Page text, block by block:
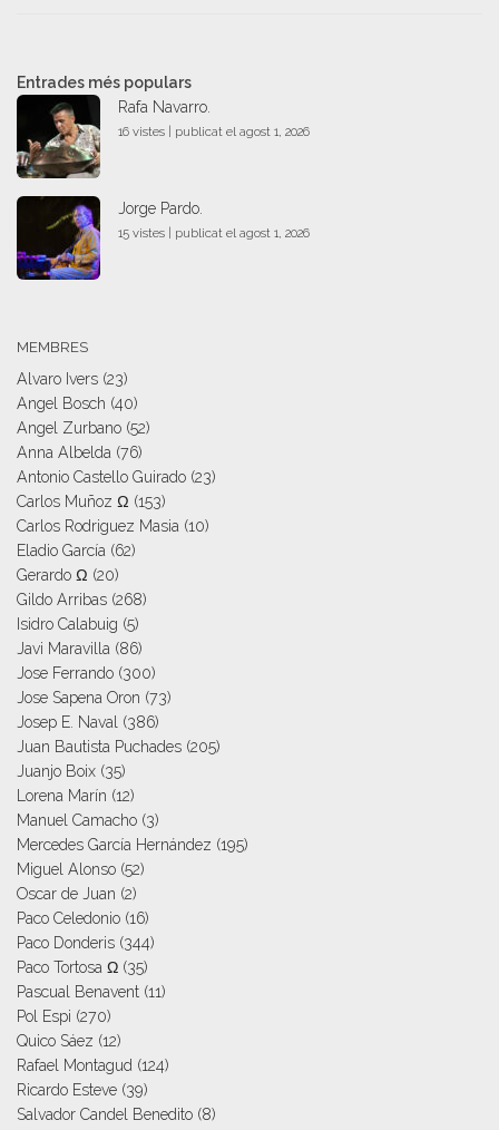
Entrades més populars
Rafa Navarro.
16 vistes publicat el agost 1, 2026
Jorge Pardo.
15 vistes publicat el agost 1, 2026
MEMBRES
Alvaro Ivers (23)
Angel Bosch (40)
Angel Zurbano (52)
Anna Albelda (76)
Antonio Castello Guirado (23)
Carlos Muñoz Ω (153)
Carlos Rodriguez Masia (10)
Eladio García (62)
Gerardo Ω (20)
Gildo Arribas (268)
Isidro Calabuig (5)
Javi Maravilla (86)
Jose Ferrando (300)
Jose Sapena Oron (73)
Josep E. Naval (386)
Juan Bautista Puchades (205)
Juanjo Boix (35)
Lorena Marín (12)
Manuel Camacho (3)
Mercedes García Hernández (195)
Miguel Alonso (52)
Oscar de Juan (2)
Paco Celedonio (16)
Paco Donderis (344)
Paco Tortosa Ω (35)
Pascual Benavent (11)
Pol Espi (270)
Quico Sáez (12)
Rafael Montagud (124)
Ricardo Esteve (39)
Salvador Candel Benedito (8)